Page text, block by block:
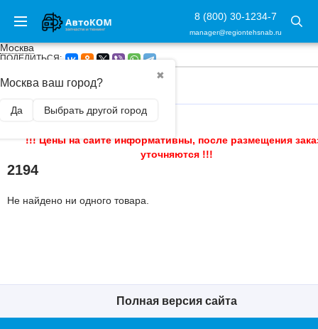
8 (800) 30-1234-7
manager@regiontehsnab.ru
Москва
✖
Москва ваш город?
Да Выбрать другой город
ПОДЕЛИТЬСЯ:
ГЛАВНАЯ /
!!! Цены на сайте информативны, после размещения
уточняются !!!
2194
Не найдено ни одного товара.
Полная версия сайта